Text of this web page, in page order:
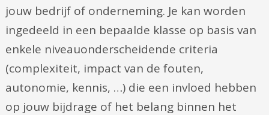
jouw bedrijf of onderneming. Je kan worden
ingedeeld in een bepaalde klasse op basis van
enkele niveauonderscheidende criteria
(complexiteit, impact van de fouten,
autonomie, kennis, …) die een invloed hebben
op jouw bijdrage of het belang binnen het